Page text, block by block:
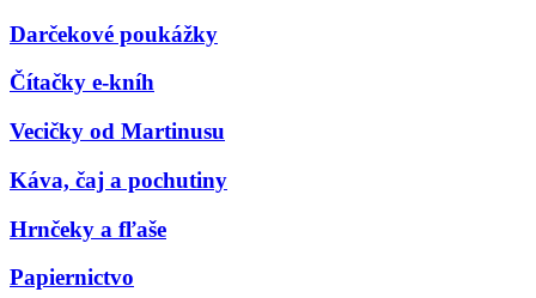
Darčekové poukážky
Čítačky e-kníh
Vecičky od Martinusu
Káva, čaj a pochutiny
Hrnčeky a fľaše
Papiernictvo